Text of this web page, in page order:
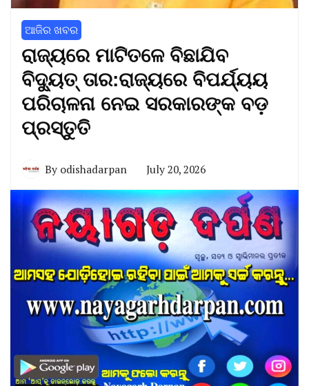
ଆଜିର ଖବର
ରାଜ୍ୟରେ ମାଟିତଳେ ବିଛାଯିବ
ବିଦ୍ୟୁତ୍ ତାର:ରାଜ୍ୟରେ ବିପର୍ଯ୍ୟୟ
ପରିଚାଳନା ନେଇ ସରକାରଙ୍କ ବଡ଼
ପ୍ରସ୍ତୁତି
By odishadarpan July 20, 2026